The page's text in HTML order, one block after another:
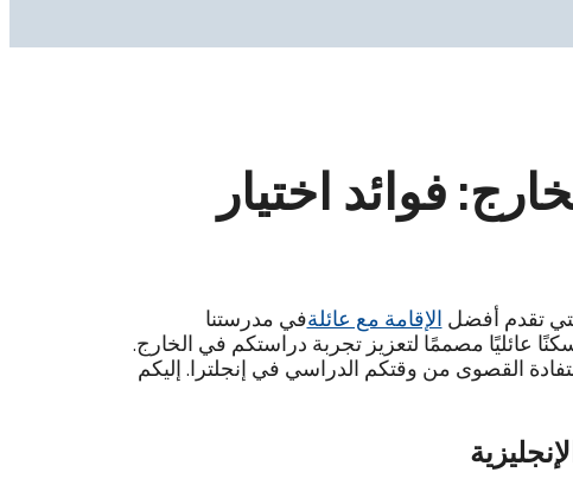
فوائد اختيار
تقدم أفضل الإقامة مع عائلةفي مدرستنا
عائليًا مصممًا لتعزيز تجربة دراستكم في الخارج.
القصوى من وقتكم الدراسي في إنجلترا. إليكم